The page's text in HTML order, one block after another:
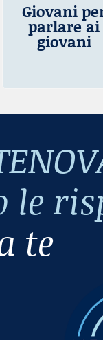
Giovani
parlare ai
giovani
le
te